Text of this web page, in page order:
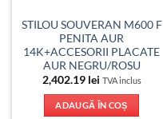
STILOU SOUVERAN M600 F
PENITA AUR
14K+ACCESORII PLACATE
AUR NEGRU/ROSU
2,402.19 lei TVA inclus
ADAUGĂ ÎN COȘ